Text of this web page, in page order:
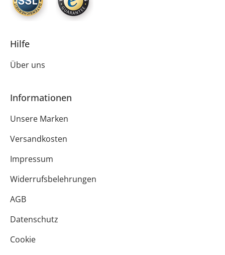
Hilfe
Über uns
Informationen
Unsere Marken
Versandkosten
Impressum
Widerrufsbelehrungen
AGB
Datenschutz
Cookie